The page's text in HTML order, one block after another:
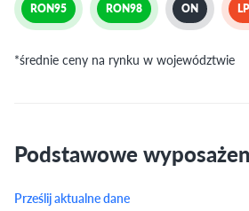
RON95 RON98 ON
*średnie ceny na rynku w województwie
Podstawowe
Prześlij aktualne dane